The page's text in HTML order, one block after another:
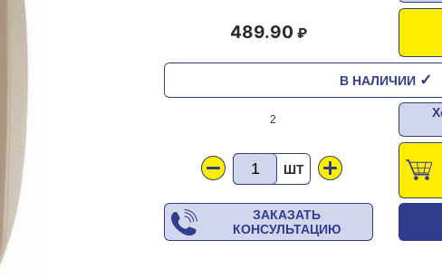
489.90
В НАЛИЧИИ ✓
2
ШТ
ЗАКАЗАТЬ
КОНСУЛЬТАЦИЮ